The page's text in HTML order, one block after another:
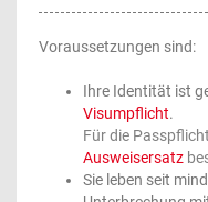
Voraussetzungen sind:
Ihre Identität ist
Visumpflicht.
Für die
Ausweisersatz
Sie leben seit